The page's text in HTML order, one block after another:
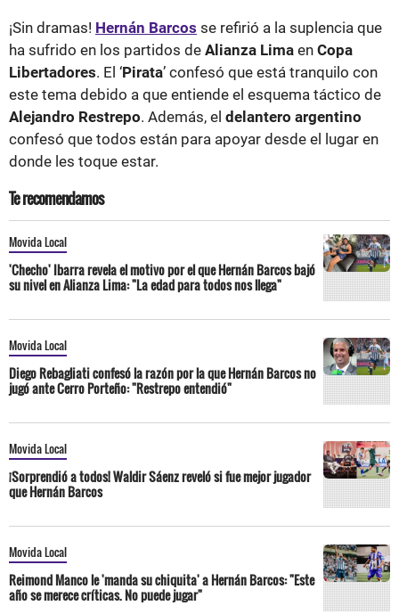
¡Sin dramas! Hernán Barcos se refirió a la suplencia que
ha sufrido en los partidos de Alianza Lima en Copa
Libertadores. El ‘Pirata’ confesó que está tranquilo con
este tema debido a que entiende el esquema táctico de
Alejandro Restrepo. Además, el delantero argentino
confesó que todos están para apoyar desde el lugar en
donde les toque estar.
Te recomendamos
Movida Local
'Checho' Ibarra revela el motivo por el que Hernán Barcos bajó
su nivel en Alianza Lima: "La edad para todos nos llega"
Movida Local
Diego Rebagliati confesó la razón por la que Hernán Barcos no
jugó ante Cerro Porteño: "Restrepo entendió"
Movida Local
¡Sorprendió a todos! Waldir Sáenz reveló si fue mejor jugador
que Hernán Barcos
Movida Local
Reimond Manco le 'manda su chiquita' a Hernán Barcos: "Este
año se merece críticas. No puede jugar"